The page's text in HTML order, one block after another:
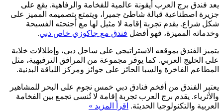
يعد فندق برج العرب أيقونة عالمية للفخامة والرفاهية. يقع على
جزيرة اصطناعية قبالة شاطئ جميرا، ويتمتع بتصميمه المميز على
شكل شراع. يقدم تجربة إقامة لا مثيل لها مع أجنحته الفسيحة
وخدماته المميزة، فهو أفضل فندق مع جاكوزي خاص دبي.
يتميز الفندق بموقعه الاستراتيجي على ساحل دبي، وإطلالات خلابة
على الخليج العربي. كما يوفر مجموعة من المرافق الترفيهية، مثل
المطاعم الفاخرة والسبا الحائز على جوائز ومركز اللياقة البدنية.
يعتبر الفندق من أفخم فنادق دبي خمس نجوم على البحر للمشاهير
والأثرياء. يقدم برج العرب تجربة إقامة لا تُنسى تجمع بين الفخامة
العربية والتكنولوجيا الحديثة. اقرأ المزيد »